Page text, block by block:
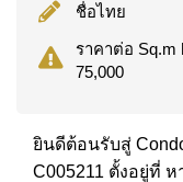
ชื่อไทย
ราคาต่อ Sq.m
75,000
ยินดีต้อนรับสู่
C005211 ตั้งอยู่ที่